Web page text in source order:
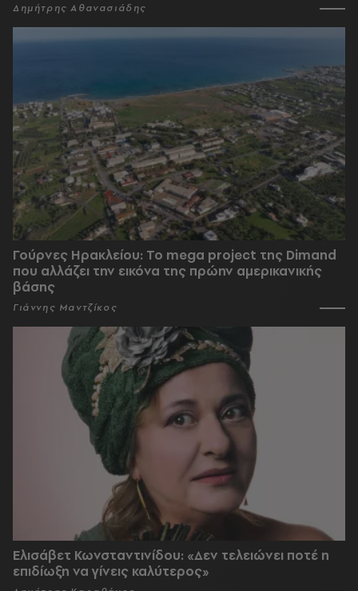
Δημήτρης Αθανασιάδης
Γούρνες Ηρακλείου: To mega project της Dimand
που αλλάζει την εικόνα της πρώην αμερικανικής
βάσης
Γιάννης Μαντζίκος
Ελισάβετ Κωνσταντινίδου: «Δεν τελειώνει ποτέ η
επιδίωξη να γίνεις καλύτερος»